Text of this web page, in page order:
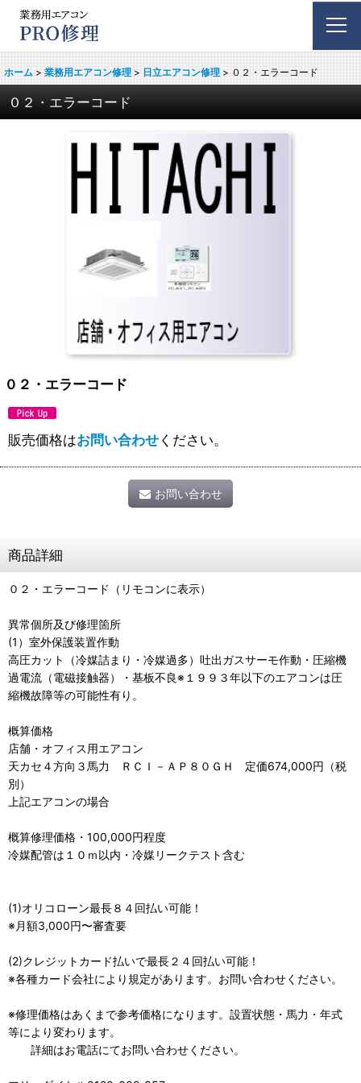
ホーム > 業務用エアコン修理 > 日立エアコン修理 > ０２・エラーコード
０２・エラーコード
０２・エラーコード
販売価格はお問い合わせください。
お問い合わせ
商品詳細
０２・エラーコード（リモコンに表示）
異常個所及び修理箇所
(1）室外保護装置作動
高圧カット（冷媒詰まり・冷媒過多）吐出ガスサーモ作動・圧縮機
過電流（電磁接触器）・基板不良※１９９３年以下のエアコンは圧
縮機故障等の可能性有り。
概算価格
店舗・オフィス用エアコン
天カセ４方向３馬力 ＲＣＩ－ＡＰ８０ＧＨ 定価674,000円（税
別）
上記エアコンの場合
概算修理価格・100,000円程度
冷媒配管は１０ｍ以内・冷媒リークテスト含む
(1)オリコローン最長８４回払い可能！
※月額3,000円〜審査要
(2)クレジットカード払いで最長２４回払い可能！
※各種カード会社により規定があります。お問い合わせください。
※修理価格はあくまで参考価格になります。設置状態・馬力・年式
等により変わります。
詳細はお電話にてお問い合わせください。